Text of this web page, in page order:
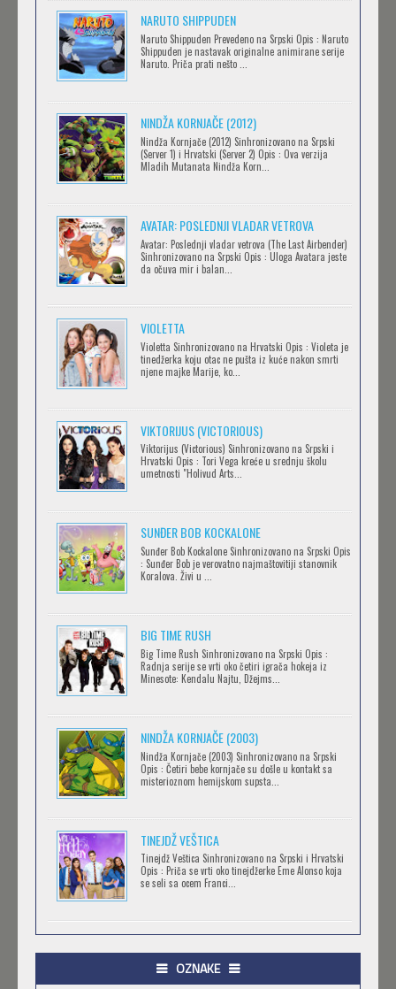
SOVA I EKIPA
Feb 12 2023 |Gledaj »
BLOODIVORES
Feb 12 2023 |Gledaj »
AVANTURE KIDA OPASNOST
Feb 12 2023 |Gledaj »
IPAK SE OKREĆE (GALILEO: EPPUR SI MUOVE)
OBLUTAK
SERVAMP
Feb 12 2023 |
2.43: SEIIN HIGH SCHOOL BOYS VOLLEYBALL
TEAM
CLEAN FREAK! AOYAMA-KUN
Feb 12 2023 |Gledaj »
RECORD OF RAGNAROK
Feb 11 2023 |Gledaj »
TORADORA
Feb 11 2023 |Gledaj »
TRIGUN STAMPEDE
Feb 11 2023 |Gledaj »
NARUTO SHIPPUDEN
Naruto Shippuden Prevedeno na Srpski Opis : Naruto
Shippuden je nastavak originalne animirane serije
Naruto. Priča prati nešto ...
NINDŽA KORNJAČE (2012)
Nindža Kornjače (2012) Sinhronizovano na Srpski
(Server 1) i Hrvatski (Server 2) Opis : Ova verzija
Mladih Mutanata Nindža Korn...
AVATAR: POSLEDNJI VLADAR VETROVA
Avatar: Poslednji vladar vetrova (The Last Airbender)
Sinhronizovano na Srpski Opis : Uloga Avatara jeste
da očuva mir i balan...
VIOLETTA
Violetta Sinhronizovano na Hrvatski Opis : Violeta je
tinedžerka koju otac ne pušta iz kuće nakon smrti
njene majke Marije, ko...
VIKTORIJUS (VICTORIOUS)
Viktorijus (Victorious) Sinhronizovano na Srpski i
Hrvatski Opis : Tori Vega kreće u srednju školu
umetnosti "Holivud Arts...
SUNĐER BOB KOCKALONE
Sunđer Bob Kockalone Sinhronizovano na Srpski Opis
: Sunđer Bob je verovatno najmaštovitiji stanovnik
Koralova. Živi u ...
BIG TIME RUSH
Big Time Rush Sinhronizovano na Srpski Opis :
Radnja serije se vrti oko četiri igrača hokeja iz
Minesote: Kendalu Najtu, Džejms...
NINDŽA KORNJAČE (2003)
Nindža Kornjače (2003) Sinhronizovano na Srpski
Opis : Četiri bebe kornjače su došle u kontakt sa
misterioznom hemijskom supsta...
TINEJDŽ VEŠTICA
Tinejdž Veštica Sinhronizovano na Srpski i Hrvatski
Opis : Priča se vrti oko tinejdžerke Eme Alonso koja
se seli sa ocem Franci...
OZNAKE